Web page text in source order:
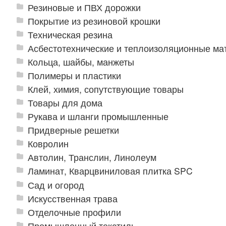
Резиновые и ПВХ дорожки
Покрытие из резиновой крошки
Техническая резина
Асбестотехнические и теплоизоляционные
Кольца, шайбы, манжеты
Полимеры и пластики
Клей, химия, сопутствующие товары
Товары для дома
Рукава и шланги промышленные
Придверные решетки
Ковролин
Автолин, Транслин, Линолеум
Ламинат, Кварцвиниловая плитка SPC
Сад и огород
Искусственная трава
Отделочные профили